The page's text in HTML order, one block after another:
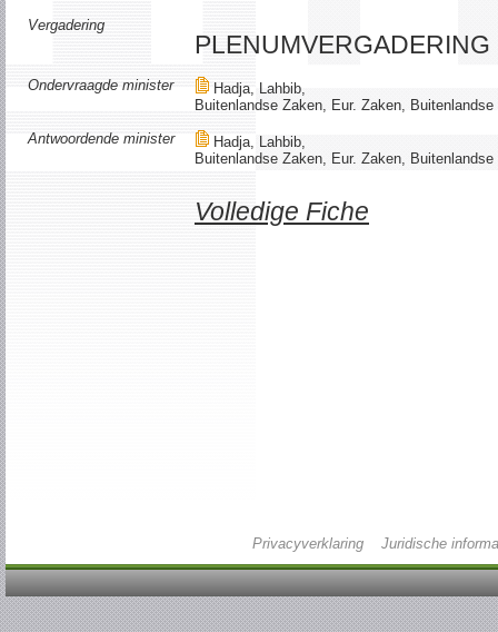
Vergadering
PLENUMVERGADERING
Ondervraagde minister
Hadja, Lahbib,
Buitenlandse Zaken, Eur. Zaken,
Antwoordende minister
Hadja, Lahbib,
Buitenlandse Zaken, Eur. Zaken,
Volledige Fiche
Privacyverklaring Juridische